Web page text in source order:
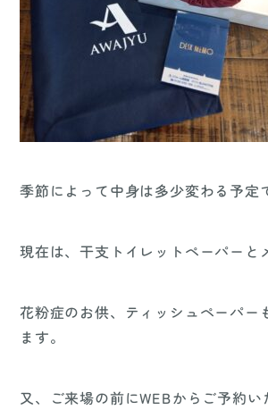
季節によって中身は多少変わる予定
現在は、干支トイレットペーパーと
花粉症のお供、ティッシュペーパー
ます。
又、ご来場の前にWEBからご予約い